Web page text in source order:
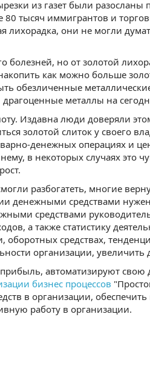
из газет были разосланы
тысяч иммигрантов и
лихорадка, они не могли
но от золотой
как можно больше
обезличенные
металлы на
Издавна люди доверяли
золотой слиток у своего
денежных операциях и
в некоторых случаях это
разбогатеть, многие
денежными средствами
средствами
а также статистику
средствах,
организации, увеличить
автоматизируют свою
бизнес процессов
в организации, обеспечить
работу в организации.